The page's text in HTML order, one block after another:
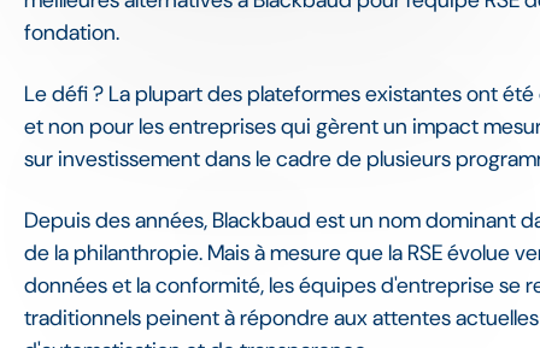
fondation.
Le défi ? La plupart des plateformes existantes ont
et non pour les entreprises qui gèrent un impact
sur investissement dans le cadre de plusieurs
Depuis des années, Blackbaud est un nom dominant
de la philanthropie. Mais à mesure que la RSE évolue
données et la conformité, les équipes d'entreprise se
traditionnels peinent à répondre aux attentes